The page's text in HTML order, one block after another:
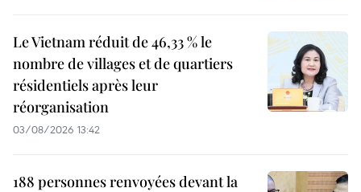
Le Vietnam réduit de 46,33 % le
nombre de villages et de quartiers
résidentiels après leur
réorganisation
03/08/2026 13:42
188 personnes renvoyées devant la